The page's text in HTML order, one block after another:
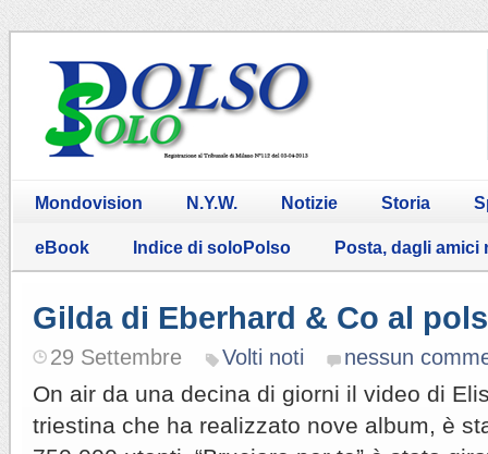
Mondovision N.Y.W. Notizie Storia
eBook Indice di soloPolso Posta, dagli amici
Gilda di Eberhard & Co al
29 Settembre Volti noti nessun
On air da una decina di giorni il video di
triestina che ha realizzato nove album, è